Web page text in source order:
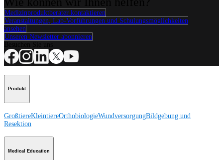
Medizinproduktberater kontaktieren
Veranstaltungen, Lab-Vorführungen und Schulungsmöglichkeiten
ansehen
Unseren Newsletter abonnieren
Produkt
GroßtiereKleintiereOrthobiologieWundversorgungBildgebung und
Resektion
Medical Education